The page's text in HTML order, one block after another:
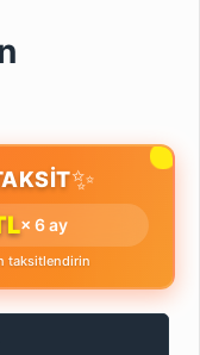
✨
× 6 ay
taksitlendirin